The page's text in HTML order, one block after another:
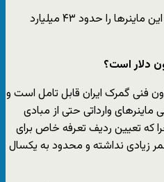
وی همچنین ارزش گمرکی واردات این ماینرها را حدود ۴۳ میلیارد
فنی گمرک ایران قابل تامل است و
وارداتی حتی از مبادی
که تعیین ردیف تعرفه خاص برای
زیادی نداشته و محدود به یکسال